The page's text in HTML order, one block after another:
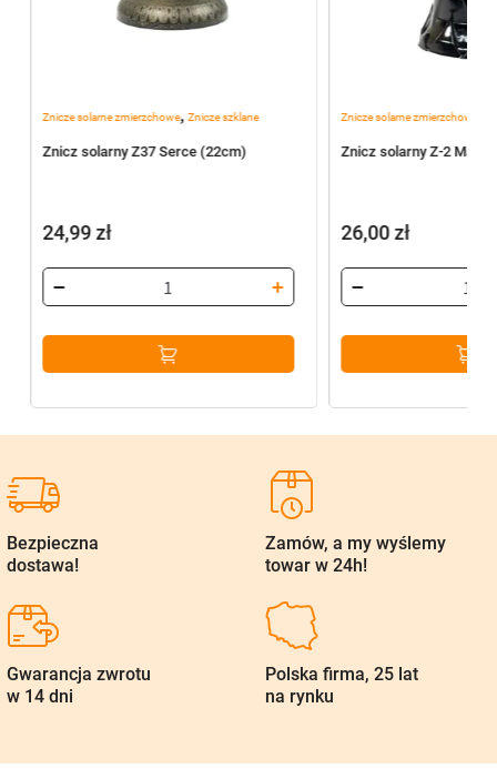
Znicze solarne zmierzchowe, Znicze szklane
Znicz solarny Z37 Serce (22cm)
24,99zł
Znicze solarne zmierzchowe
Znicz solarny Z-2 Mal
26,00zł
Bezpieczna
dostawa!
Zamów, a my wyślemy
towar w 24h!
Gwarancja zwrotu
w 14 dni
Polska firma, 25 lat
na rynku